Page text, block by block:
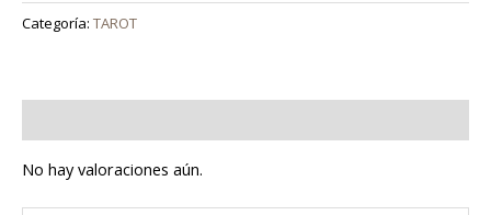
Categoría: TAROT
No hay valoraciones aún.